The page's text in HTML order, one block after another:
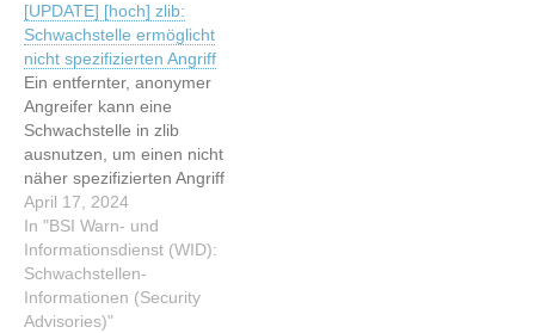
originalen Artikel:
[UPDATE] [hoch] zlib:
Schwachstelle ermöglicht
nicht spezifizierten Angriff
[UPDATE] [hoch] zlib:
Schwachstelle ermöglicht
nicht spezifizierten Angriff
Ein entfernter, anonymer
Angreifer kann eine
Schwachstelle in zlib
ausnutzen, um einen nicht
näher spezifizierten Angriff
durchzuführen. Dieser
Artikel wurde indexiert von
BSI Warn- und
Informationsdienst (WID):
Schwachstellen-
Informationen (Security
April 17, 2024
In "BSI Warn- und
Informationsdienst (WID):
Schwachstellen-
Informationen (Security
Advisories)"